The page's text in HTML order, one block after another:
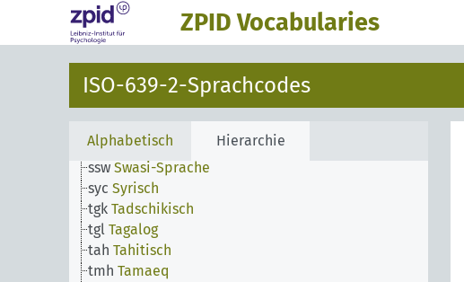
ZPID Vocabularies
ISO-639-2-Sprachcodes
Alphabetisch Hierarchie
sot Süd-Sotho-Sprache
sma Südsaamisch
suk Sukuma-Sprache
sux Sumerisch
sun Sundanesisch
swa Swahili
ssw Swasi-Sprache
syc Syrisch
tgk Tadschikisch
tgl Tagalog
tah Tahitisch
tmh Tamaeq